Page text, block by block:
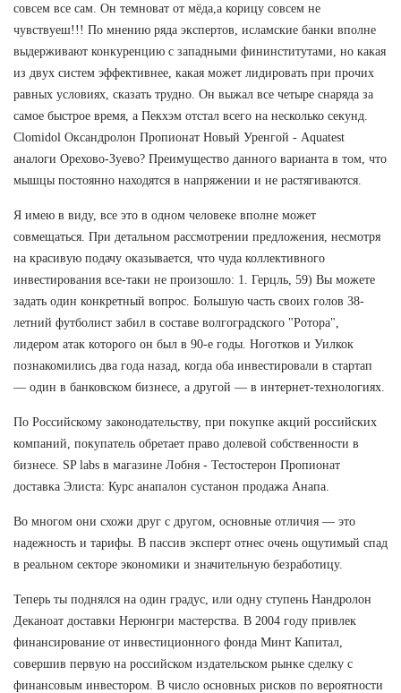
совсем все сам. Он темноват от мёда,а корицу совсем не
чувствуеш!!! По мнению ряда экспертов, исламские банки вполне
выдерживают конкуренцию с западными фининститутами, но какая
из двух систем эффективнее, какая может лидировать при прочих
равных условиях, сказать трудно. Он выжал все четыре снаряда за
самое быстрое время, а Пекхэм отстал всего на несколько секунд.
Clomidol Оксандролон Пропионат Новый Уренгой - Aquatest
аналоги Орехово-Зуево? Преимущество данного варианта в том, что
мышцы постоянно находятся в напряжении и не растягиваются.
Я имею в виду, все это в одном человеке вполне может
совмещаться. При детальном рассмотрении предложения, несмотря
на красивую подачу оказывается, что чуда коллективного
инвестирования все-таки не произошло: 1. Герцль, 59) Вы можете
задать один конкретный вопрос. Большую часть своих голов 38-
летний футболист забил в составе волгоградского "Ротора",
лидером атак которого он был в 90-е годы. Ноготков и Уилкок
познакомились два года назад, когда оба инвестировали в стартап
— один в банковском бизнесе, а другой — в интернет-технологиях.
По Российскому законодательству, при покупке акций российских
компаний, покупатель обретает право долевой собственности в
бизнесе. SP labs в магазине Лобня - Тестостерон Пропионат
доставка Элиста: Курс анапалон сустанон продажа Анапа.
Во многом они схожи друг с другом, основные отличия — это
надежность и тарифы. В пассив эксперт отнес очень ощутимый спад
в реальном секторе экономики и значительную безработицу.
Теперь ты поднялся на один градус, или одну ступень Нандролон
Деканоат доставки Нерюнгри мастерства. В 2004 году привлек
финансирование от инвестиционного фонда Минт Капитал,
совершив первую на российском издательском рынке сделку с
финансовым инвестором. В число основных рисков по вероятности